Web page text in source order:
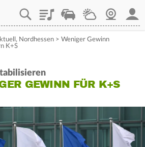
PlaylistStaupilotWetterWebcam
, Nordhessen > Weniger Gewinn
K+S
GEWINN FÜR K+S